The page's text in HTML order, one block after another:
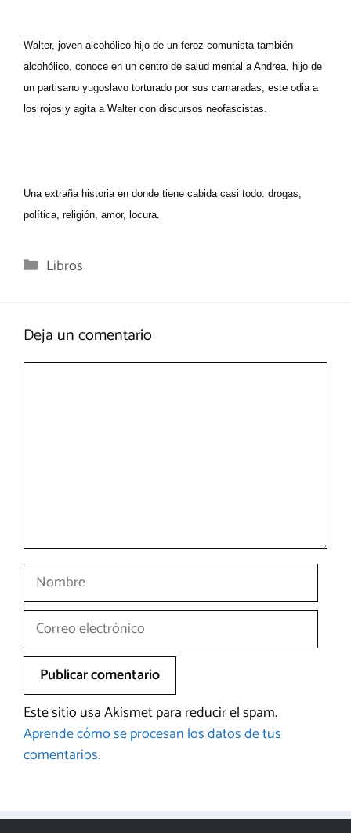
Walter, joven alcohólico hijo de un feroz comunista también
alcohólico, conoce en un centro de salud mental a Andrea, hijo de
un partisano yugoslavo torturado por sus camaradas, este odia a
los rojos y agita a Walter con discursos neofascistas.
Una extraña historia en donde tiene cabida casi todo: drogas,
política, religión, amor, locura.
Categorías
Libros
Deja un comentario
Nombre
Correo
electrónico
Este sitio usa Akismet para reducir el spam.
Aprende cómo se procesan los datos de tus
comentarios.